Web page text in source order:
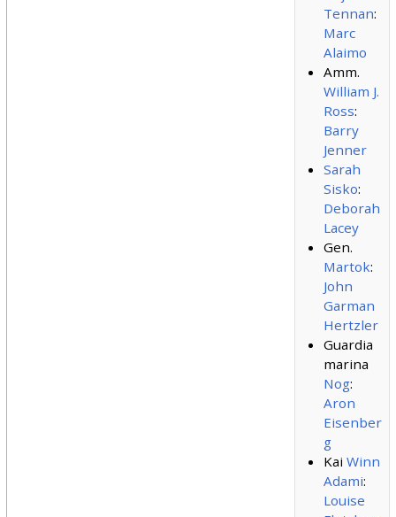
Tennan:
Marc
Alaimo
Amm.
William J.
Ross:
Barry
Jenner
Sarah
Sisko:
Deborah
Lacey
Gen.
Martok:
John
Garman
Hertzler
Guardia
marina
Nog:
Aron
Eisenber
g
Kai Winn
Adami:
Louise